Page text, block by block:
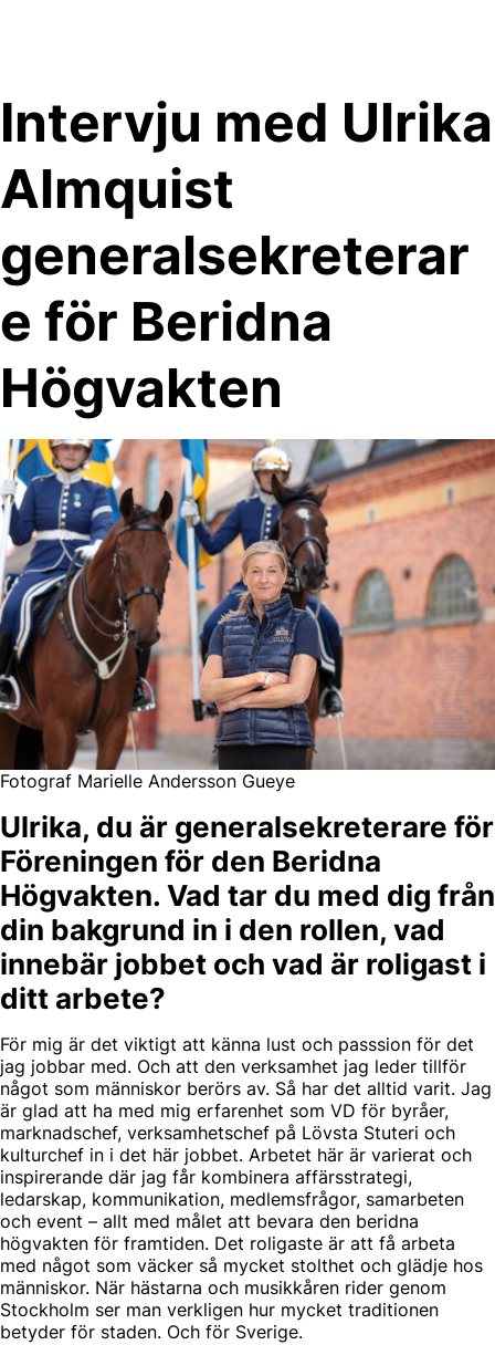
Intervju med Ulrika
Almquist
generalsekreterar
e för Beridna
Högvakten
Fotograf Marielle Andersson Gueye
Ulrika, du är generalsekreterare för
Föreningen för den Beridna
Högvakten. Vad tar du med dig från
din bakgrund in i den rollen, vad
innebär jobbet och vad är roligast i
ditt arbete?
För mig är det viktigt att känna lust och passsion för det
jag jobbar med. Och att den verksamhet jag leder tillför
något som människor berörs av. Så har det alltid varit. Jag
är glad att ha med mig erfarenhet som VD för byråer,
marknadschef, verksamhetschef på Lövsta Stuteri och
kulturchef in i det här jobbet. Arbetet här är varierat och
inspirerande där jag får kombinera affärsstrategi,
ledarskap, kommunikation, medlemsfrågor, samarbeten
och event – allt med målet att bevara den beridna
högvakten för framtiden. Det roligaste är att få arbeta
med något som väcker så mycket stolthet och glädje hos
människor. När hästarna och musikkåren rider genom
Stockholm ser man verkligen hur mycket traditionen
betyder för staden. Och för Sverige.